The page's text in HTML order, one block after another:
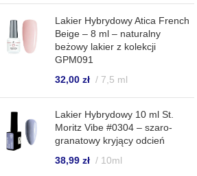
Lakier Hybrydowy Atica French
Beige – 8 ml – naturalny
beżowy lakier z kolekcji
GPM091
32,00 zł 7,5 ml
Lakier Hybrydowy 10 ml St.
Moritz Vibe #0304 – szaro-
granatowy kryjący odcień
38,99 zł 10ml